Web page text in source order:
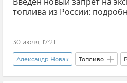
топлива из России:
30 июля, 17:21
Александр Новак Топливо
Закон и право Экспорт